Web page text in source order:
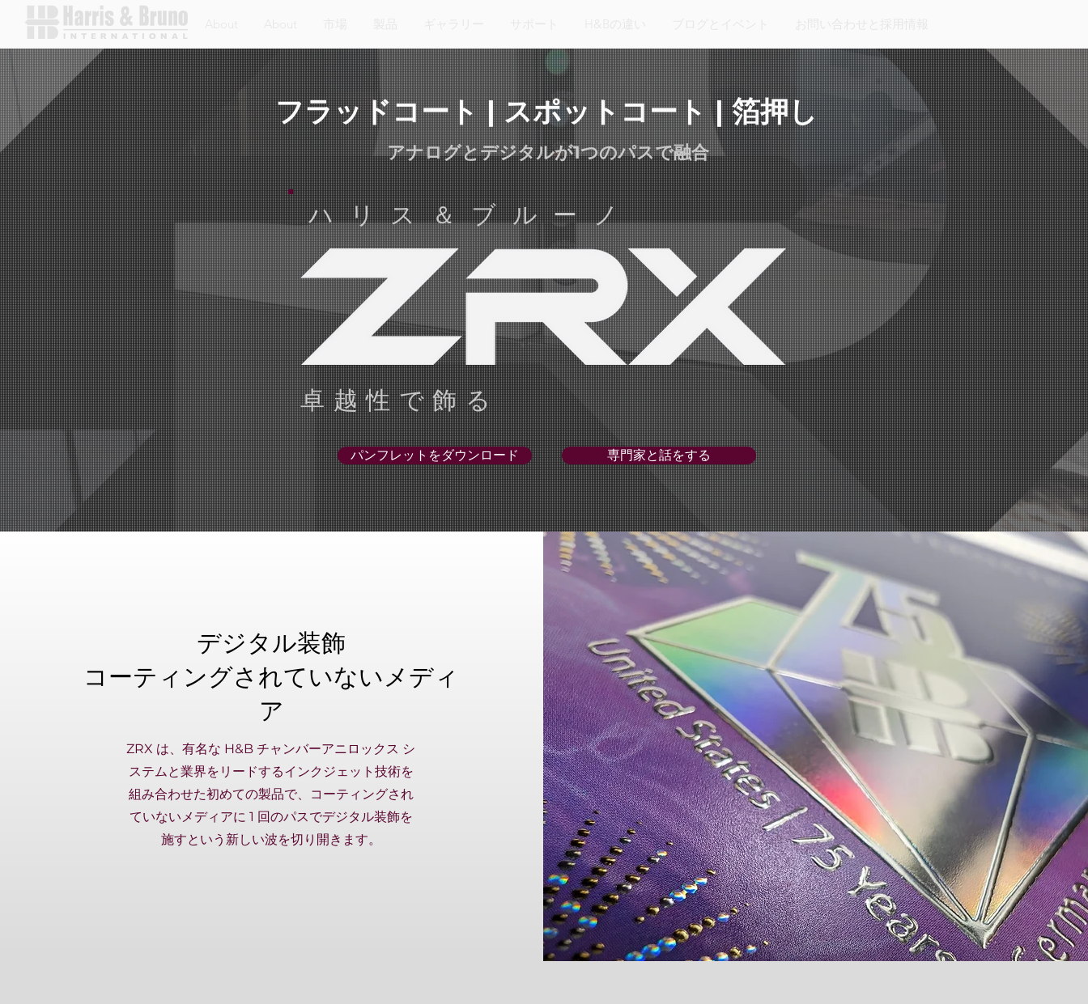
フラッドコート | スポットコート | 箔押し
アナログとデジタルが1つのパスで融合
ハリス＆ブルーノ
卓越性で飾る
パンフレットをダウンロード 専門家と話をする
デジタル装飾
コーティングされていないメディ
ア
ZRX は、有名な H&B チャンバーアニロックス シ
ステムと業界をリードするインクジェット技術を
組み合わせた初めての製品で、コーティングされ
ていないメディアに 1 回のパスでデジタル装飾を
施すという新しい波を切り開きます。